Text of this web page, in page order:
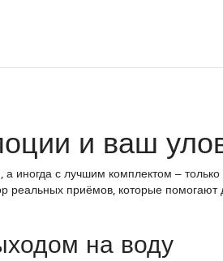
и ваш
а иногда с лучшим комплектом –
реальных приёмов, которые помогают
на воду